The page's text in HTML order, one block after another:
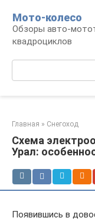
контенту
Мото-колесо
Обзоры авто-
квадроциклов
Главная » Снегоход
Схема
Урал:
Появившись в